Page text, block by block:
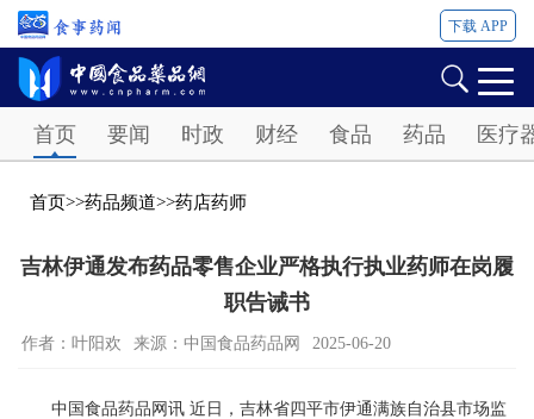
下载 APP
首页 要闻 时政 财经 食品 药品 医疗
首页>>药品频道>>药店药师
吉林伊通发布药品零售企业严格执行执业药师在岗履
职告诫书
作者：叶阳欢 来源：中国食品药品网 2025-06-20
中国食品药品网讯 近日，吉林省四平市伊通满族自治县市场监